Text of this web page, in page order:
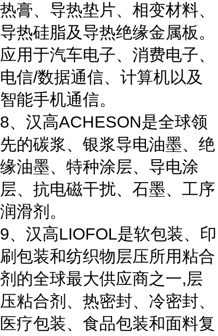
热膏、导热垫片、相变材料、
导热硅脂及导热绝缘金属板。
应用于汽车电子、消费电子、
电信/数据通信、计算机以及
智能手机通信。
8、汉高ACHESON是全球领
先的碳浆、银浆导电油墨、绝
缘油墨、特种涂层、导电涂
层、抗电磁干扰、石墨、工序
润滑剂。
9、汉高LIOFOL是软包装、印
刷包装和纺织物层压所用粘合
剂的全球最大供应商之一,层
压粘合剂、热密封、冷密封、
医疗包装、食品包装和面料复